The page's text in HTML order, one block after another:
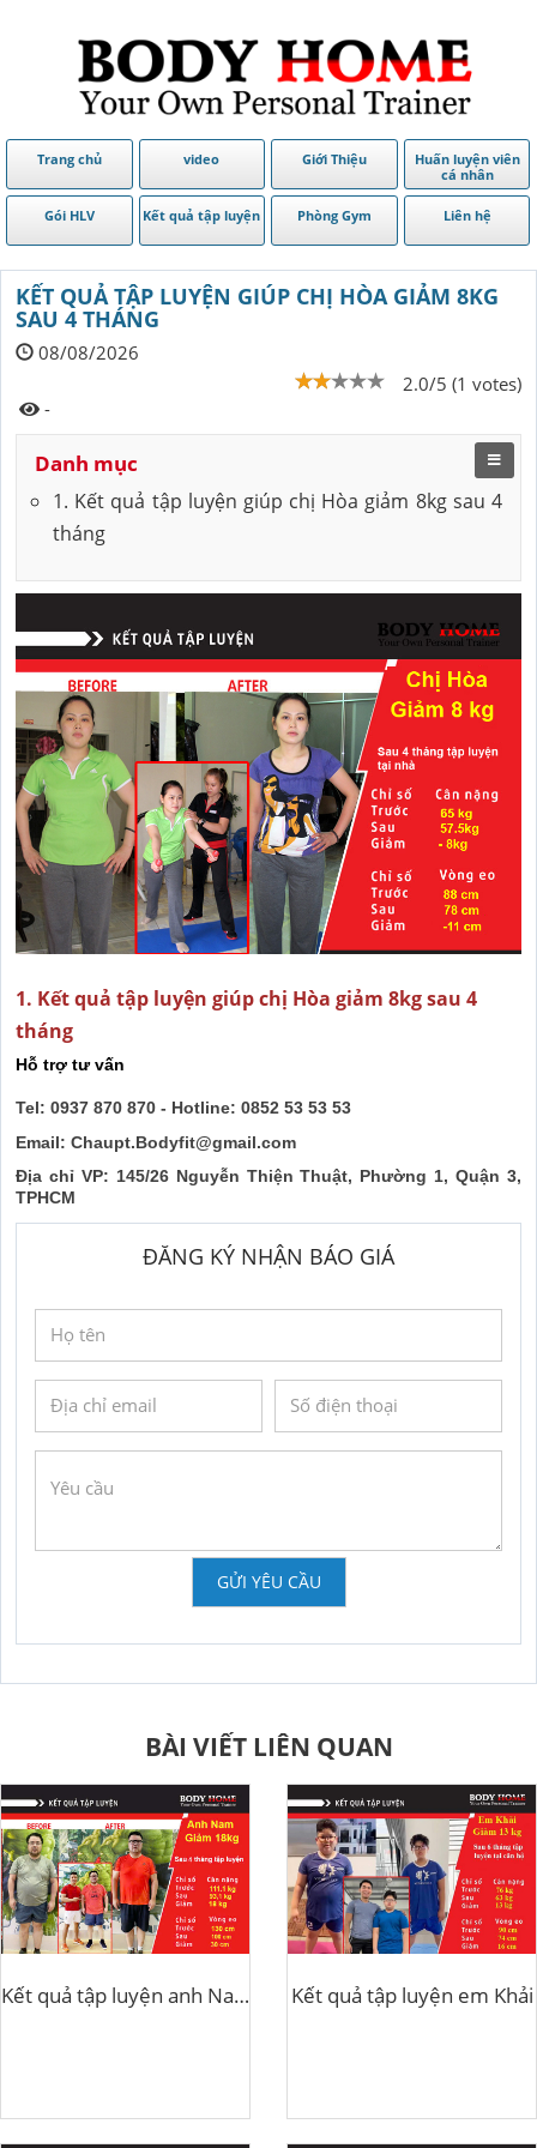
Trang chủ video Giới Thiệu
Huấn luyện viên
cá nhân
Gói HLV Kết quả tập luyện Phòng Gym Liên hệ
KẾT QUẢ TẬP LUYỆN GIÚP CHỊ HÒA GIẢM 8KG
SAU 4 THÁNG
08/08/2026
2.0/5 (1 votes)
-
Danh mục
1. Kết quả tập luyện giúp chị Hòa giảm 8kg sau 4
tháng
1. Kết quả tập luyện giúp chị Hòa giảm 8kg sau 4
tháng
Hỗ trợ tư vấn
Tel: 0937 870 870 - Hotline: 0852 53 53 53
Email: Chaupt.Bodyfit@gmail.com
Địa chỉ VP: 145/26 Nguyễn Thiện Thuật, Phường 1, Quận 3,
TPHCM
ĐĂNG KÝ NHẬN BÁO GIÁ
GỬI YÊU CẦU
BÀI VIẾT LIÊN QUAN
Kết quả tập luyện anh Nam giảm 18kg Kết quả tập luyện em Khải